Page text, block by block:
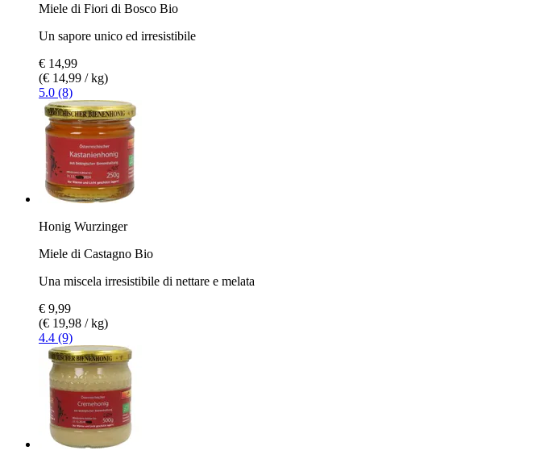
Miele di Fiori di Bosco Bio
Un sapore unico ed irresistibile
€ 14,99
(€ 14,99 / kg)
5.0 (8)
Honig Wurzinger
Miele di Castagno Bio
Una miscela irresistibile di nettare e melata
€ 9,99
(€ 19,98 / kg)
4.4 (9)